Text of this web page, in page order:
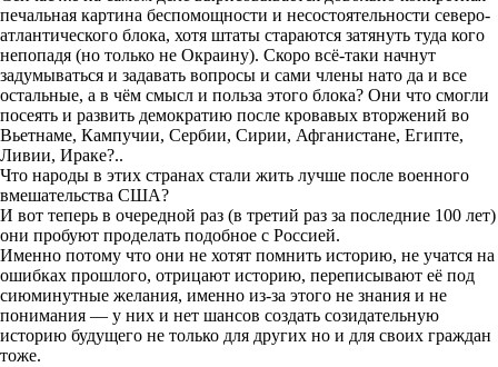
печальная картина беспомощности и несостоятельности северо-
атлантического блока, хотя штаты стараются затянуть туда кого
непопадя (но только не Окраину). Скоро всё-таки начнут
задумываться и задавать вопросы и сами члены нато да и все
остальные, а в чём смысл и польза этого блока? Они что смогли
посеять и развить демократию после кровавых вторжений во
Вьетнаме, Кампучии, Сербии, Сирии, Афганистане, Египте,
Ливии, Ираке?..
Что народы в этих странах стали жить лучше после военного
вмешательства США?
И вот теперь в очередной раз (в третий раз за последние 100 лет)
они пробуют проделать подобное с Россией.
Именно потому что они не хотят помнить историю, не учатся на
ошибках прошлого, отрицают историю, переписывают её под
сиюминутные желания, именно из-за этого не знания и не
понимания — у них и нет шансов создать созидательную
историю будущего не только для других но и для своих граждан
тоже.